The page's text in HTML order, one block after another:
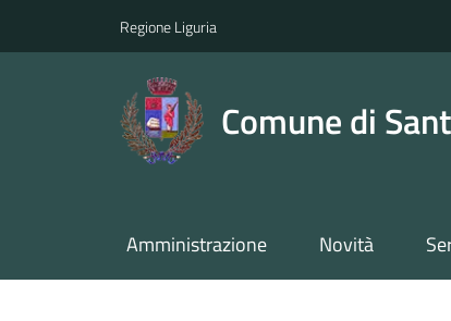
Regione Liguria
Comune di
Amministrazione Novità